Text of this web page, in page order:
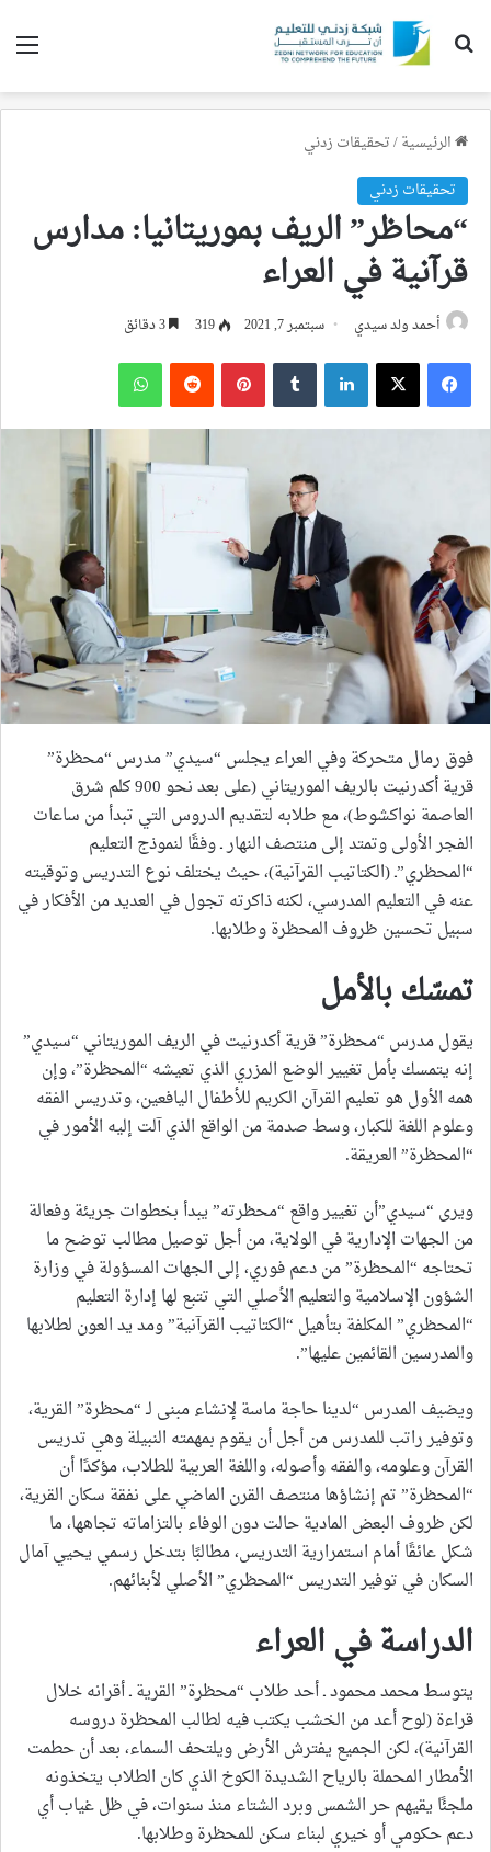
بحث عن
الرئيسية/تحقيقات زدني
تحقيقات زدني
“محاظر” الريف بموريتانيا: مدارس
قرآنية في العراء
أحمد ولد سيدي سبتمبر 7, 2021 319
فيسبوك ‫X لينكدإن بينتيريست واتساب
فوق رمال متحركة وفي العراء يجلس “سيدي” مدرس “محظرة”
قرية أكدرنيت بالريف الموريتاني (على بعد نحو 900 كلم شرق
العاصمة نواكشوط)، مع طلابه لتقديم الدروس التي تبدأ من ساعات
الفجر الأولى وتمتد إلى منتصف النهار ـ وفقًا لنموذج التعليم
“المحظري”ـ (الكتاتيب القرآنية)، حيث يختلف نوع التدريس وتوقيته
عنه في التعليم المدرسي، لكنه ذاكرته تجول في العديد من الأفكار في
سبيل تحسين ظروف المحظرة وطلابها.
تمسّك بالأمل
يقول مدرس “محظرة” قرية أكدرنيت في الريف الموريتاني “سيدي”
إنه يتمسك بأمل تغيير الوضع المزري الذي تعيشه “المحظرة”، وإن
همه الأول هو تعليم القرآن الكريم للأطفال اليافعين، وتدريس الفقه
وعلوم اللغة للكبار، وسط صدمة من الواقع الذي آلت إليه الأمور في
“المحظرة” العريقة.
ويرى “سيدي”أن تغيير واقع “محظرته” يبدأ بخطوات جريئة وفعالة
من الجهات الإدارية في الولاية، من أجل توصيل مطالب توضح ما
تحتاجه “المحظرة” من دعم فوري، إلى الجهات المسؤولة في وزارة
الشؤون الإسلامية والتعليم الأصلي التي تتبع لها إدارة التعليم
“المحظري” المكلفة بتأهيل “الكتاتيب القرآنية” ومد يد العون لطلابها
والمدرسين القائمين عليها”.
ويضيف المدرس “لدينا حاجة ماسة لإنشاء مبنى لـ “محظرة” القرية،
وتوفير راتب للمدرس من أجل أن يقوم بمهمته النبيلة وهي تدريس
القرآن وعلومه، والفقه وأصوله، واللغة العربية للطلاب، مؤكدًا أن
“المحظرة” تم إنشاؤها منتصف القرن الماضي على نفقة سكان القرية،
لكن ظروف البعض المادية حالت دون الوفاء بالتزاماته تجاهها، ما
شكل عائقًا أمام استمرارية التدريس، مطالبًا بتدخل رسمي يحيي آمال
السكان في توفير التدريس “المحظري” الأصلي لأبنائهم.
الدراسة في العراء
يتوسط محمد محمود ـ أحد طلاب “محظرة” القرية ـ أقرانه خلال
قراءة (لوح أعد من الخشب يكتب فيه لطالب المحظرة دروسه
القرآنية)، لكن الجميع يفترش الأرض ويلتحف السماء، بعد أن حطمت
الأمطار المحملة بالرياح الشديدة الكوخ الذي كان الطلاب يتخذونه
ملجئًا يقيهم حر الشمس وبرد الشتاء منذ سنوات، في ظل غياب أي
دعم حكومي أو خيري لبناء سكن للمحظرة وطلابها.